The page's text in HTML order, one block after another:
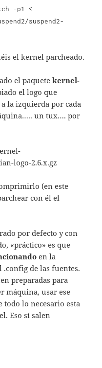
-p1 <
suspend2-
el kernel parcheado.
el paquetekernel-
el logo que
la izquierda por cada
un tux…. por
logo-2.6.x.gz
(en este
con él el
por defecto y con
«práctico» es que
en la
de las fuentes.
preparadas para
máquina, usar ese
todo lo necesario esta
Eso sí salen